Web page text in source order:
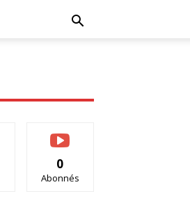
0
Abonnés